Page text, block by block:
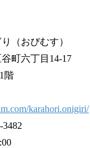
（おびむす）
町六丁目14-17
階
karahori.onigiri/